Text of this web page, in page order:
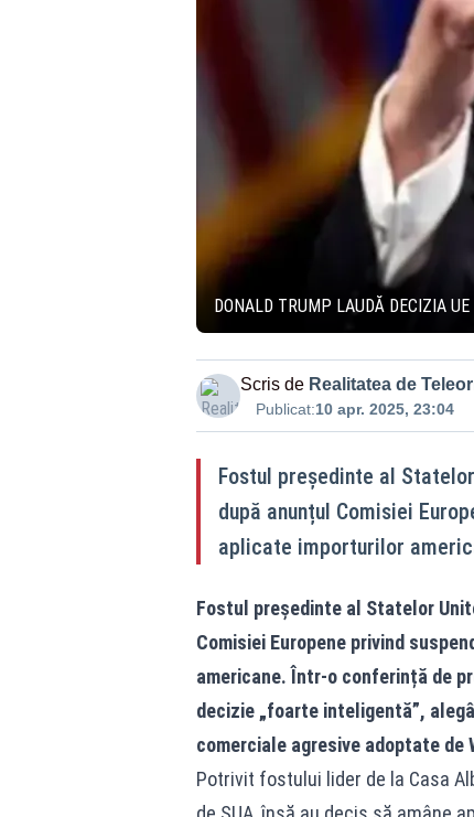
DONALD TRUMP LAUDĂ DECIZIA
Scris de Realitatea de
Publicat:10 apr. 2025, 23:04
Fostul președinte al
după anunțul Comisiei
aplicate importurilor
Fostul președinte al Statelor
Comisiei Europene privind
americane. Într-o conferință de
decizie „foarte inteligentă”,
comerciale agresive adoptate
Potrivit fostului lider de la Casa